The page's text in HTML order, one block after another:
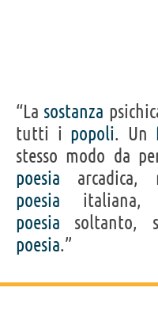
“La sostanza
tutti i popoli. Un
stesso modo da
poesia arcadica,
poesia italiana,
poesia soltanto,
poesia.”